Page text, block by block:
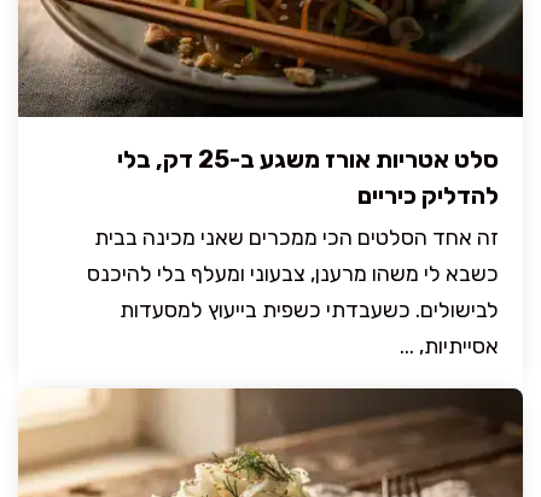
סלט אטריות אורז משגע ב-25 דק, בלי
להדליק כיריים
זה אחד הסלטים הכי ממכרים שאני מכינה בבית
כשבא לי משהו מרענן, צבעוני ומעלף בלי להיכנס
לבישולים. כשעבדתי כשפית בייעוץ למסעדות
אסייתיות, ...